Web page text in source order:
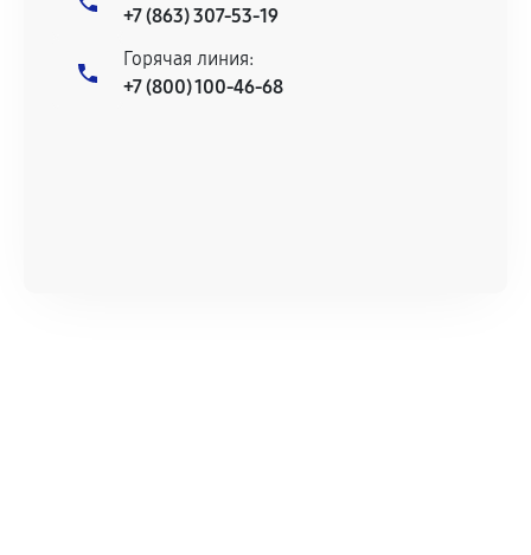
+7 (863) 307-53-19
Горячая линия:
+7 (800) 100-46-68